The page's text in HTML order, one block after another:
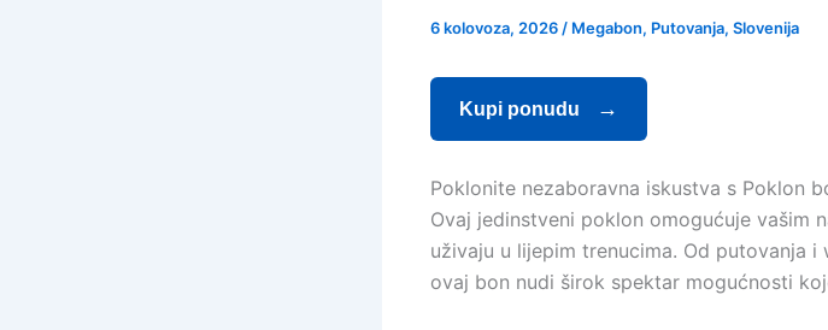
6 kolovoza, 2026 / Megabon, Putovanja, Slovenija
Kupi ponudu
Poklonite nezaboravna iskustva s Poklon
Ovaj jedinstveni poklon omogućuje vašim
uživaju u lijepim trenucima. Od putovanja
ovaj bon nudi širok spektar mogućnosti